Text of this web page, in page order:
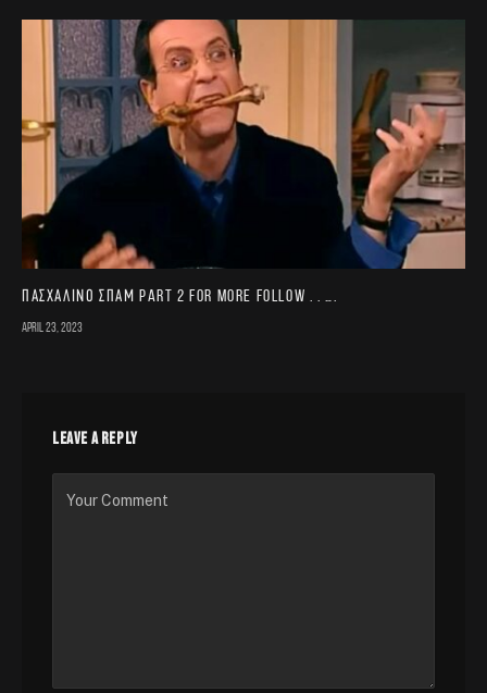
Πασχαλινό σπαμ part 2 For more follow . . ….
April 23, 2023
LEAVE A REPLY